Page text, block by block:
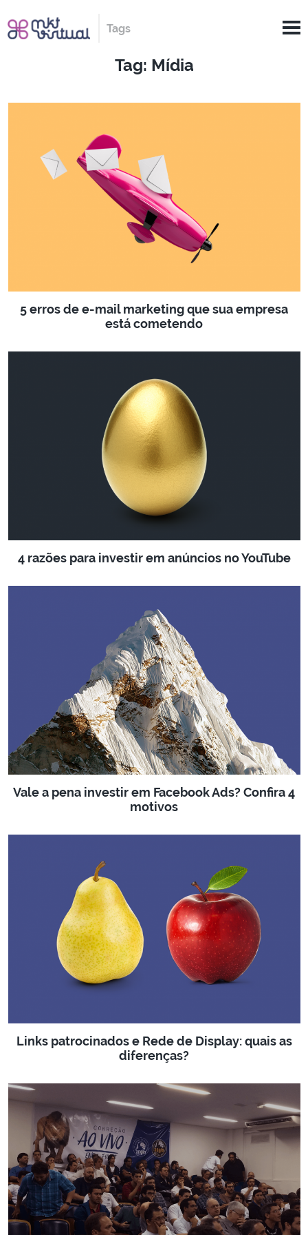
Tags
Tag: Mídia
5 erros de e-mail marketing que sua empresa
está cometendo
4 razões para investir em anúncios no YouTube
Vale a pena investir em Facebook Ads? Confira 4
motivos
Links patrocinados e Rede de Display: quais as
diferenças?